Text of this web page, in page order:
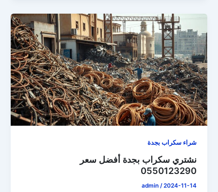
شراء سكراب بجدة
نشتري سكراب بجدة أفضل سعر
0550123290
admin /2024-11-14